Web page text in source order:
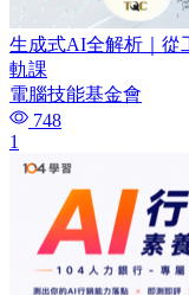
生成式AI全解析｜從
軌課
電腦技能基金會
748
1